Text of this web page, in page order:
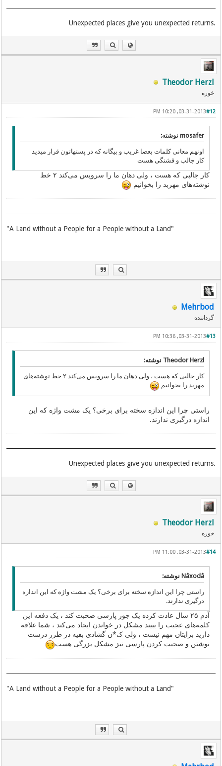
.Unexpected places give you unexpected returns
Theodor Herzl
خوره
#12
03-31-2013, 10:20 PM
mosafer نوشته:
اونهم معانی کلمات بعضا غریب و بیگانه که در پستهاتون قرار میدید
کار جالب و قشنگی هست
کار جالبی‌ که هست ، ولی‌ دهان ما را سرویس می‌کند ۲ خط
نوشته‌های مهربد را بخوانیم
"A Land without a People for a People without a Land"
Mehrbod
گرداننده
#13
03-31-2013, 10:36 PM
Theodor Herzl نوشته:
کار جالبی‌ که هست ، ولی‌ دهان ما را سرویس می‌کند ۲ خط نوشته‌های
مهربد را بخوانیم
راستی چرا این اندازه سخته برای برخی؟ یک مشت واژه که این
اندازه درگیری ندارند.
.Unexpected places give you unexpected returns
Theodor Herzl
خوره
#14
03-31-2013, 11:00 PM
Nâxodâ نوشته:
راستی چرا این اندازه سخته برای برخی؟ یک مشت واژه که این اندازه
درگیری ندارند.
آدم ۲۵ سال عادت کرده یک جور پارسی‌ صحبت کند ، یک دفعه این
کلمه‌های عجیب را ببیند مشکل در خواندن ایجاد می‌کند ، شما علاقه
دارید برایتان مهم نیست ، ولی‌ ک*ن گشادی بقیه در طرز درست
نوشتن و صحبت کردن پارسی‌ نیز مشکل بزرگی‌ هست
"A Land without a People for a People without a Land"